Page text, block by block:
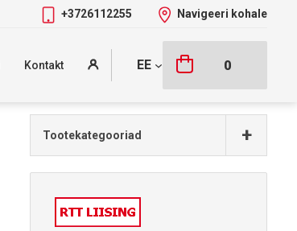
+3726112255 Navigeeri kohale
Kontakt EE 0
Tootekategooriad +